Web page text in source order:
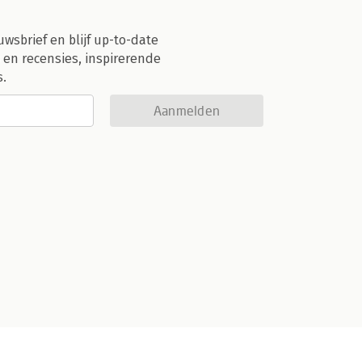
en blijf up-to-date
recensies, inspirerende
Aanmelden